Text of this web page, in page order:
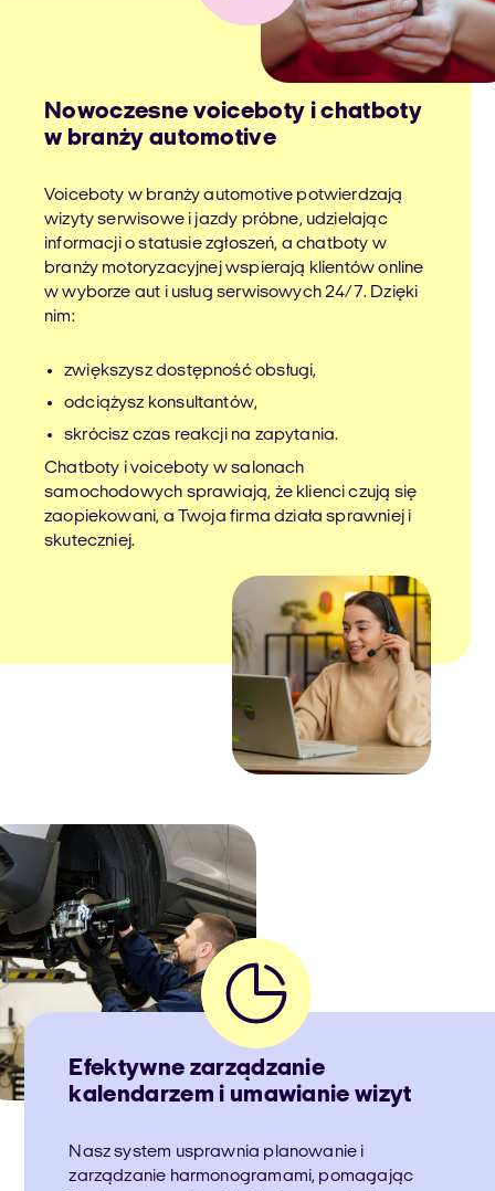
Nowoczesne voiceboty i chatboty
w branży automotive
Voiceboty w branży automotive potwierdzają
wizyty serwisowe i jazdy próbne, udzielając
informacji o statusie zgłoszeń, a chatboty w
branży motoryzacyjnej wspierają klientów online
w wyborze aut i usług serwisowych 24/7. Dzięki
nim:
zwiększysz dostępność obsługi,
odciążysz konsultantów,
skrócisz czas reakcji na zapytania.
Chatboty i voiceboty w salonach
samochodowych sprawiają, że klienci czują się
zaopiekowani, a Twoja firma działa sprawniej i
skuteczniej.
Efektywne zarządzanie
kalendarzem i umawianie wizyt
Nasz system usprawnia planowanie i
zarządzanie harmonogramami, pomagając